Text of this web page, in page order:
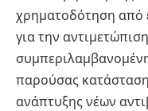
χρηματοδότηση από
για την
παρούσας
ανάπτυξης νέων